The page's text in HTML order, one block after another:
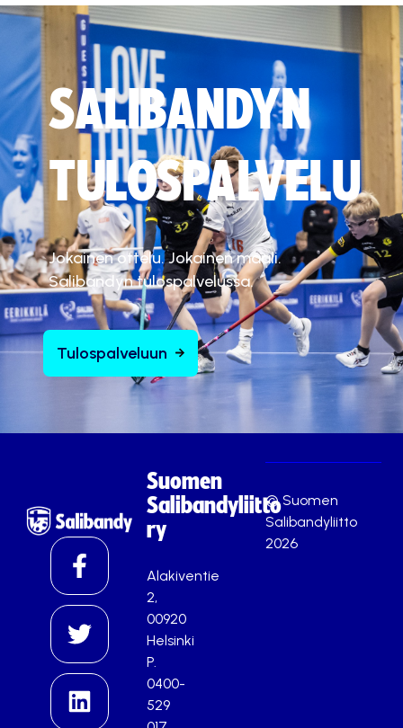
SALIBANDYN
TULOSPALVELU
Jokainen ottelu. Jokainen maali.
Salibandyn tulospalvelussa.
Tulospalveluun
Suomen
Salibandyliitto
ry
Alakiventie
2,
00920
Helsinki
P.
0400-
529
© Suomen
Salibandyliitto
2026